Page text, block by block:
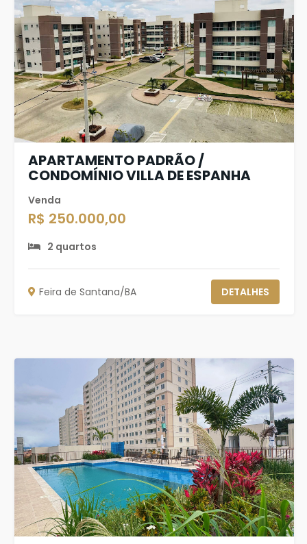
APARTAMENTO PADRÃO /
CONDOMÍNIO VILLA DE ESPANHA
Venda
R$ 250.000,00
2 quartos
Feira de Santana/BA DETALHES